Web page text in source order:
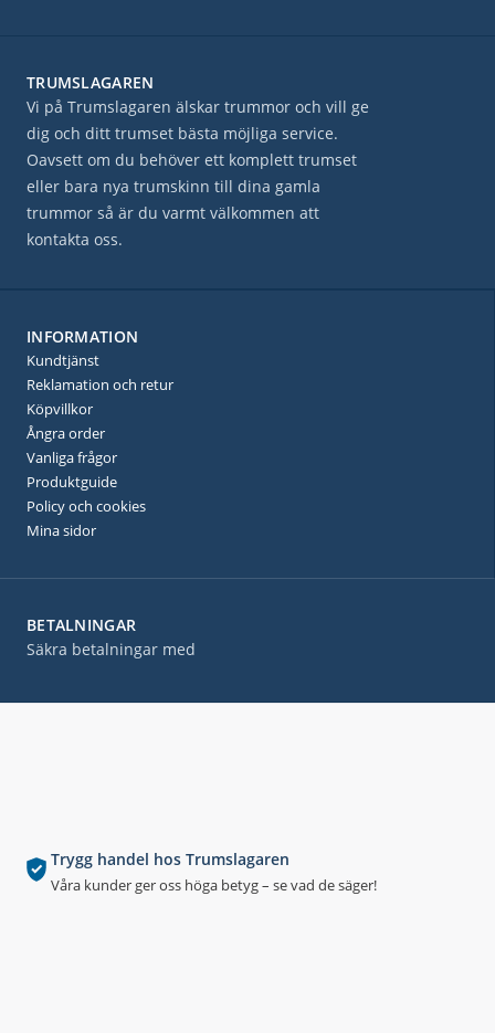
Trygg handel hos Trumslagaren
Våra kunder ger oss höga betyg – se vad de säger!
BETALNINGAR
Säkra betalningar med
TRUMSLAGAREN
Vi på Trumslagaren älskar trummor och vill ge
dig och ditt trumset bästa möjliga service.
Oavsett om du behöver ett komplett trumset
eller bara nya trumskinn till dina gamla
trummor så är du varmt välkommen att
kontakta oss.
INFORMATION
Kundtjänst
Reklamation och retur
Köpvillkor
Ångra order
Vanliga frågor
Produktguide
Policy och cookies
Mina sidor